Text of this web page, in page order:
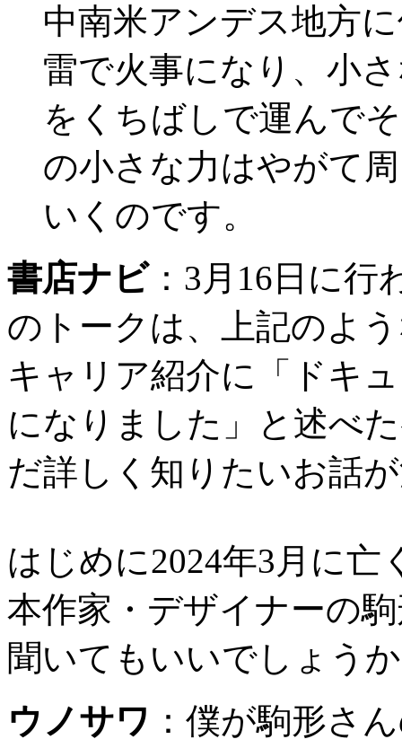
中南米アンデス地方
雷で火事になり、小
をくちばしで運んで
の小さな力はやがて
いくのです。
書店ナビ： 3月16日に行
のトークは、上記のよ
キャリア紹介に「ドキ
になりました」と述べ
だ詳しく知りたいお話
はじめに2024年3月に
本作家・デザイナーの
聞いてもいいでしょう
ウノサワ ： 僕が駒形さ